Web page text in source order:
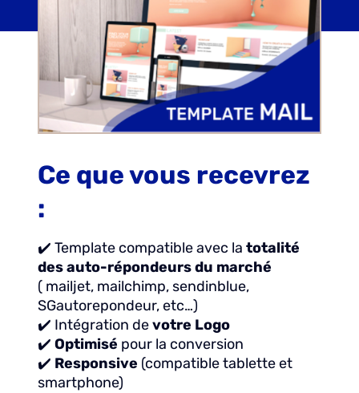
Ce que vous recevrez
:
✔️ Template compatible avec la totalité
des auto-répondeurs du marché
( mailjet, mailchimp, sendinblue,
SGautorepondeur, etc…)
✔️ Intégration devotre Logo
✔️ Optimisé pour la conversion
✔️ Responsive (compatible tablette et
smartphone)